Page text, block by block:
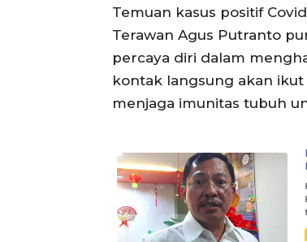
Temuan kasus positif
Terawan Agus Putranto
percaya diri dalam
kontak langsung akan
menjaga imunitas tubuh